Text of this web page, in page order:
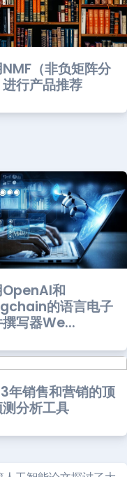
（非负矩阵分
行产品推荐
OpenAI和
的语言电子
写器We...
年销售和营销的顶
分析工具